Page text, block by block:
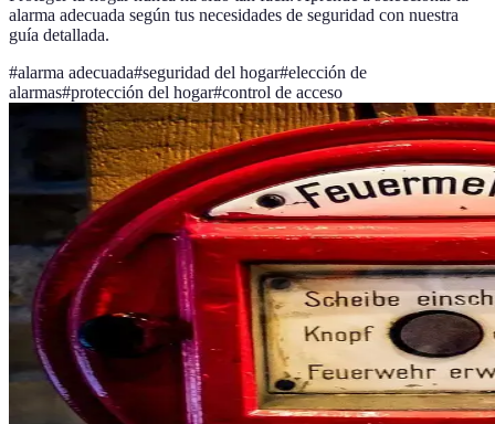
alarma adecuada según tus necesidades de seguridad con nuestra
guía detallada.
#alarma adecuada#seguridad del hogar#elección de
alarmas#protección del hogar#control de acceso